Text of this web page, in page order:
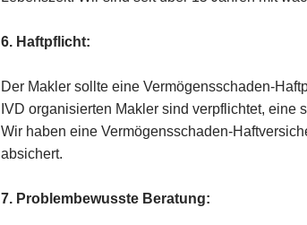
6. Haftpflicht:
Der Makler sollte eine Vermögensschaden-
IVD organisierten Makler sind verpflichtet, eine
Wir haben eine Vermögensschaden-
absichert.
7. Problembewusste Beratung: